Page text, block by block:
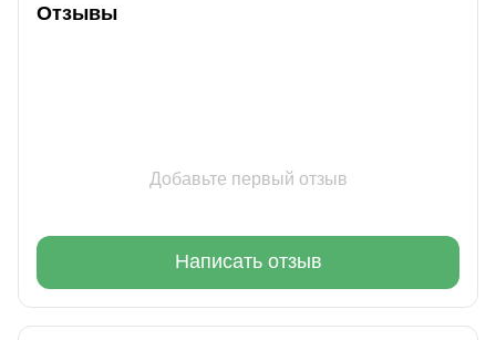
Отзывы
Добавьте первый отзыв
Написать отзыв